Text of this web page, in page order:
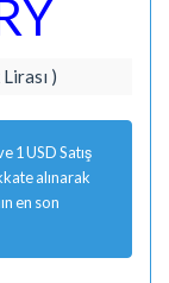
)
1 USD Satış
alınarak
en son